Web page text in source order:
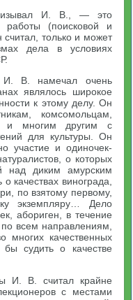
И. В., — это
работы (поисковой и
считал, только и может
дела в условиях
И. В. намечал очень
являлось широкое
к этому делу. Он
комсомольцам,
и многим другим с
для культуры. Он
участие и одиночек-
о которых
диким амурским
качествах винограда,
по взятому первому,
экземпляру… Дело
абориген, в течение
всем направлениям,
многих качественных
судить о качестве
И. В. считал крайне
с местами